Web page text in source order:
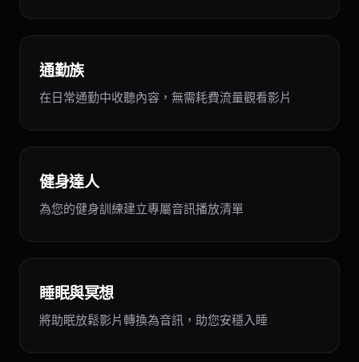
通勤族
在日常通勤中收聽內容，無需耗費流量觀看影片
健身達人
為您的健身訓練建立專屬音訊播放清單
睡眠與冥想
將助眠放鬆影片轉換為音訊，助您安穩入睡